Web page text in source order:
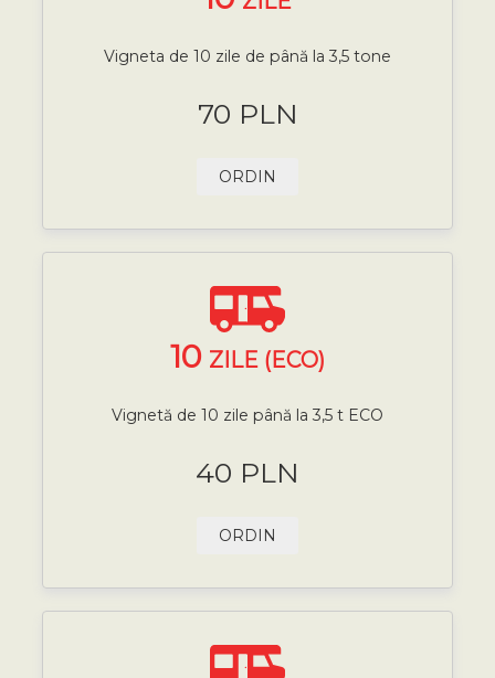
Vigneta de 10 zile de până la 3,5 tone
70 PLN
ORDIN
10 ZILE (ECO)
Vignetă de 10 zile până la 3,5 t ECO
40 PLN
ORDIN